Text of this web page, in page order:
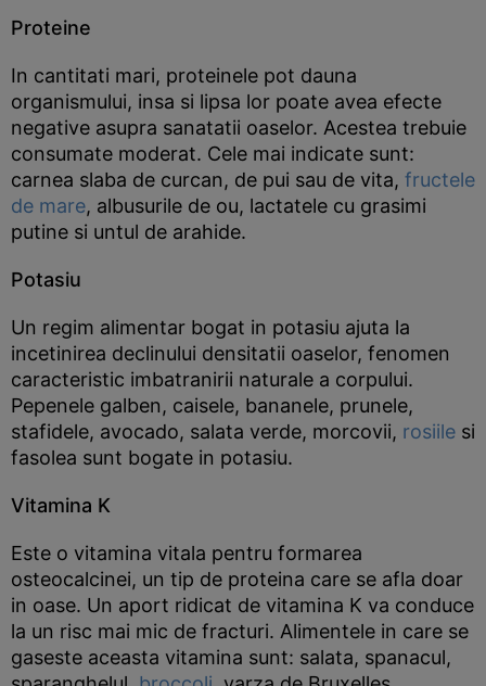
Proteine
In cantitati mari, proteinele pot dauna
organismului, insa si lipsa lor poate avea efecte
negative asupra sanatatii oaselor. Acestea trebuie
consumate moderat. Cele mai indicate sunt:
carnea slaba de curcan, de pui sau de vita, fructele
de mare, albusurile de ou, lactatele cu grasimi
putine si untul de arahide.
Potasiu
Un regim alimentar bogat in potasiu ajuta la
incetinirea declinului densitatii oaselor, fenomen
caracteristic imbatranirii naturale a corpului.
Pepenele galben, caisele, bananele, prunele,
stafidele, avocado, salata verde, morcovii, rosiile si
fasolea sunt bogate in potasiu.
Vitamina K
Este o vitamina vitala pentru formarea
osteocalcinei, un tip de proteina care se afla doar
in oase. Un aport ridicat de vitamina K va conduce
la un risc mai mic de fracturi. Alimentele in care se
gaseste aceasta vitamina sunt: salata, spanacul,